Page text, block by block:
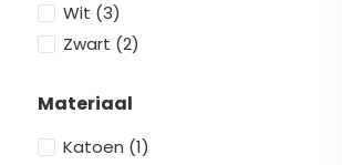
Wit (3)
Zwart (2)
Materiaal
Katoen (1)